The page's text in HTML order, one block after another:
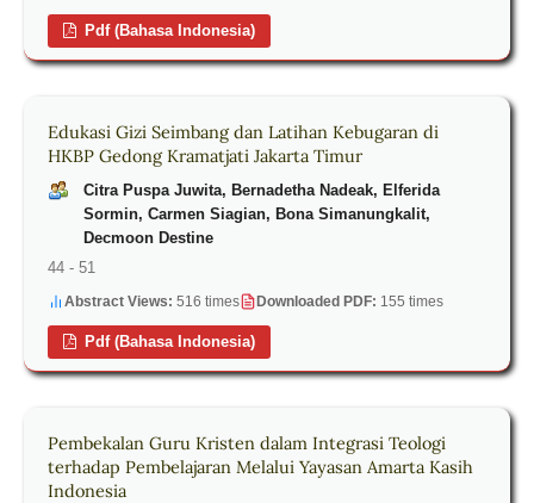
Pdf (Bahasa Indonesia)
Edukasi Gizi Seimbang dan Latihan Kebugaran di
HKBP Gedong Kramatjati Jakarta Timur
Citra Puspa Juwita, Bernadetha Nadeak, Elferida
Sormin, Carmen Siagian, Bona Simanungkalit,
Decmoon Destine
44 - 51
Abstract Views: 516 times Downloaded PDF: 155 times
Pdf (Bahasa Indonesia)
Pembekalan Guru Kristen dalam Integrasi Teologi
terhadap Pembelajaran Melalui Yayasan Amarta Kasih
Indonesia